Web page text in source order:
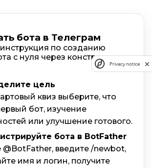
бота в Телеграм
по созданию
с нуля через конструктор
цель
квиз выберите, что
бот, изучение
или улучшение готового.
бота в BotFather
@BotFather, введите /newbot,
имя и логин, получите
Privacy notice